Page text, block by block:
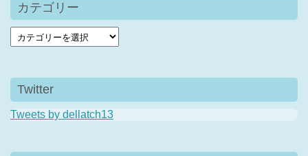
カテゴリー
Twitter
Tweets by dellatch13